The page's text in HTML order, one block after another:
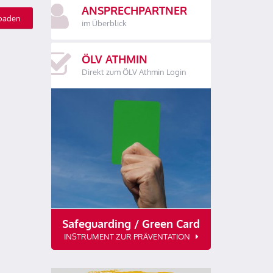
ANSPRECHPARTNER
im Überblick
ÖLV ATHMIN
Direkt zum ÖLV Athmin Login
Safeguarding / Green Card
INSTRUMENT ZUR PRÄVENTATION